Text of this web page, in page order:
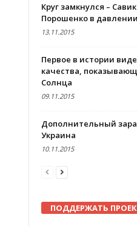
Круг замкнулся –
Порошенко в
13.11.2015
Первое в истории
качества,
Солнца
09.11.2015
Дополнительный
Украина
10.11.2015
ПОДДЕРЖАТЬ